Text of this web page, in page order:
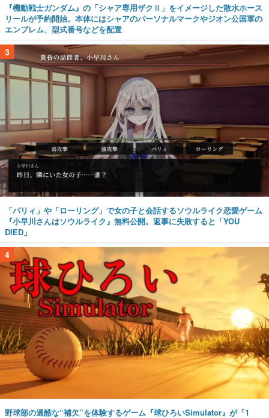
『機動戦士ガンダム』の「シャア専用ザクⅡ」をイメージした散水ホース
リールが予約開始。本体にはシャアのパーソナルマークやジオン公国軍の
エンブレム、型式番号などを配置
3
「パリィ」や「ローリング」で女の子と会話するソウルライク恋愛ゲーム
『小早川さんはソウルライク』無料公開。返事に失敗すると「YOU
DIED」
4
野球部の過酷な“補欠”を体験するゲーム『球ひろいSimulator』が「1